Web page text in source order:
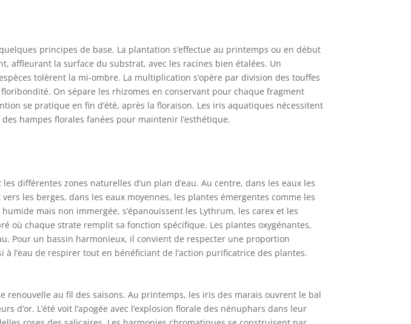
principes de base. La plantation s’effectue au printemps ou en début
affleurant la surface du substrat, avec les racines bien étalées. Un
tolèrent la mi-ombre. La multiplication s’opère par division des touffes
On sépare les rhizomes en conservant pour chaque fragment
se pratique en fin d’été, après la floraison. Les iris aquatiques nécessitent
hampes florales fanées pour maintenir l’esthétique.
différentes zones naturelles d’un plan d’eau. Au centre, dans les eaux les
les berges, dans les eaux moyennes, les plantes émergentes comme les
mais non immergée, s’épanouissent les Lythrum, les carex et les
où chaque strate remplit sa fonction spécifique. Les plantes oxygénantes,
Pour un bassin harmonieux, il convient de respecter une proportion
l’eau de respirer tout en bénéficiant de l’action purificatrice des plantes.
renouvelle au fil des saisons. Au printemps, les iris des marais ouvrent le bal
L’été voit l’apogée avec l’explosion florale des nénuphars dans leur